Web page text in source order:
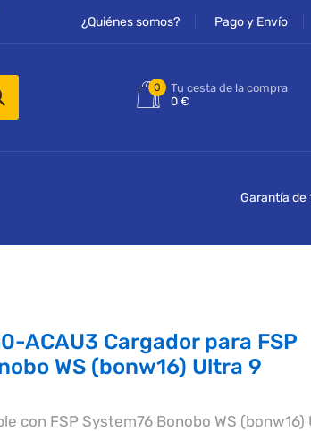
¿Quiénes somos? Pago y Envío
0
Tu cesta de la compra
0 €
Garantía de
ACAU3 Cargador para FSP
WS (bonw16) Ultra 9
con FSP System76 Bonobo WS (bonw16)